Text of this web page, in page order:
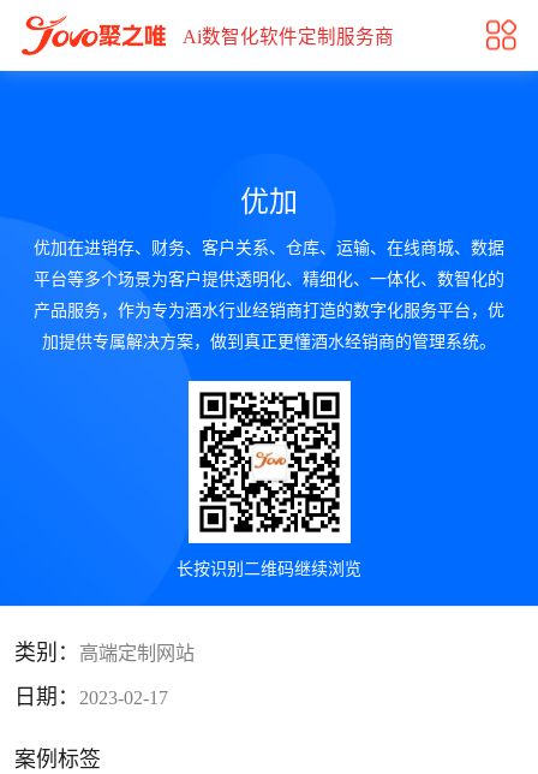
优加
Ai数智化软件定制服务商
优加
优加在进销存、财务、客户关系、仓库、运输、在线商城、数据
平台等多个场景为客户提供透明化、精细化、一体化、数智化的
产品服务，作为专为酒水行业经销商打造的数字化服务平台，优
加提供专属解决方案，做到真正更懂酒水经销商的管理系统。
长按识别二维码继续浏览
类别： 高端定制网站
日期： 2023-02-17
案例标签